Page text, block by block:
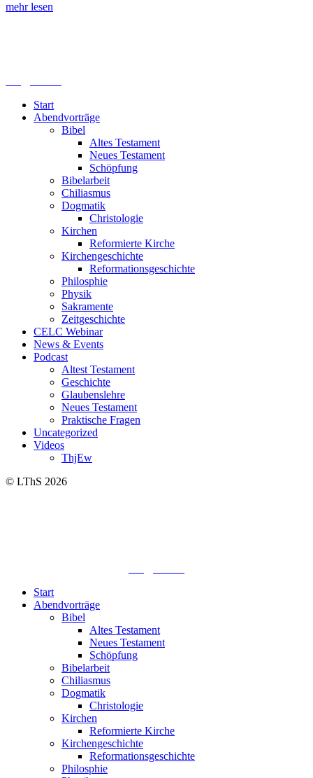
mehr lesen
Start
Abendvorträge
Bibel
Altes Testament
Neues Testament
Schöpfung
Bibelarbeit
Chiliasmus
Dogmatik
Christologie
Kirchen
Reformierte Kirche
Kirchengeschichte
Reformationsgeschichte
Philosphie
Physik
Sakramente
Zeitgeschichte
CELC Webinar
News & Events
Podcast
Altest Testament
Geschichte
Glaubenslehre
Neues Testament
Praktische Fragen
Uncategorized
Videos
ThjEw
© LThS 2026
Start
Abendvorträge
Bibel
Altes Testament
Neues Testament
Schöpfung
Bibelarbeit
Chiliasmus
Dogmatik
Christologie
Kirchen
Reformierte Kirche
Kirchengeschichte
Reformationsgeschichte
Philosphie